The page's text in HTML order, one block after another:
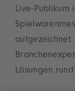
Live-Publikum
Lösungen